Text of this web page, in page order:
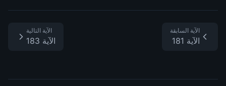
الآية السابقة
الآية 181
الآية التالية
الآية 183